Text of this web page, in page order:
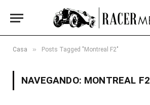
Casa » Posts Tagged "Montreal F2"
NAVEGANDO: MONTREAL F2